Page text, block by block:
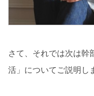
さて、それでは次は幹
活」についてご説明し